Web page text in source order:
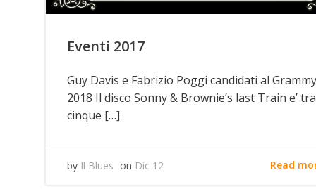
Eventi 2017
Guy Davis e Fabrizio Poggi candidati al Grammy
2018 Il disco Sonny & Brownie’s last Train e’
cinque […]
by Il Blues on Dic 12 Read